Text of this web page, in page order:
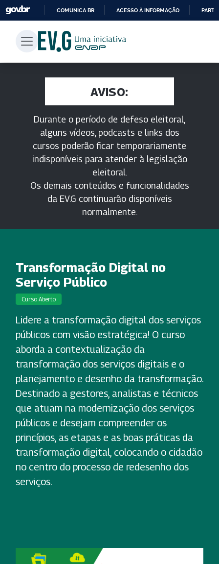
PARA
CONTEÚDO
COMUNICA BR ACESSO À INFORMAÇÃO
AVISO:
Durante o período de defeso eleitoral,
alguns vídeos, podcasts e links dos
cursos poderão ficar temporariamente
indisponíveis para atender à legislação
eleitoral.
Os demais conteúdos e funcionalidades
da EV.G continuarão disponíveis
normalmente.
Transformação Digital no
Serviço Público
Curso Aberto
Lidere a transformação digital dos serviços
públicos com visão estratégica! O curso
aborda a contextualização da
transformação dos serviços digitais e o
planejamento e desenho da transformação.
Destinado a gestores, analistas e técnicos
que atuam na modernização dos serviços
públicos e desejam compreender os
princípios, as etapas e as boas práticas da
transformação digital, colocando o cidadão
no centro do processo de redesenho dos
serviços.